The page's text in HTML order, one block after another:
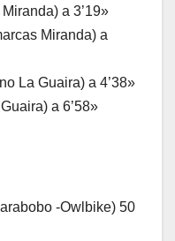
a 3’19»
Miranda) a
La Guaira) a 4’38»
a 6’58»
-Owlbike) 50